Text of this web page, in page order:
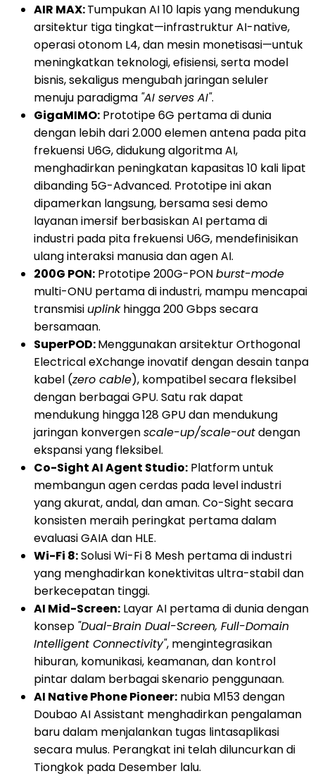
AIR MAX:Tumpukan AI 10 lapis yang mendukung
arsitektur tiga tingkat—infrastruktur AI-native,
operasi otonom L4, dan mesin monetisasi—untuk
meningkatkan teknologi, efisiensi, serta model
bisnis, sekaligus mengubah jaringan seluler
menuju paradigma "AI serves AI".
GigaMIMO: Prototipe 6G pertama di dunia
dengan lebih dari 2.000 elemen antena pada pita
frekuensi U6G, didukung algoritma AI,
menghadirkan peningkatan kapasitas 10 kali lipat
dibanding 5G-Advanced. Prototipe ini akan
dipamerkan langsung, bersama sesi demo
layanan imersif berbasiskan AI pertama di
industri pada pita frekuensi U6G, mendefinisikan
ulang interaksi manusia dan agen AI.
200G PON: Prototipe 200G-PONburst-mode
multi-ONU pertama di industri, mampu mencapai
transmisi uplinkhingga 200 Gbps secara
bersamaan.
SuperPOD:Menggunakan arsitektur Orthogonal
Electrical eXchange inovatif dengan desain tanpa
kabel (zero cable), kompatibel secara fleksibel
dengan berbagai GPU. Satu rak dapat
mendukung hingga 128 GPU dan mendukung
jaringan konvergenscale-up/scale-outdengan
ekspansi yang fleksibel.
Co-Sight AI Agent Studio: Platform untuk
membangun agen cerdas pada level industri
yang akurat, andal, dan aman. Co-Sight secara
konsisten meraih peringkat pertama dalam
evaluasi GAIA dan HLE.
Wi-Fi 8:Solusi Wi-Fi 8 Mesh pertama di industri
yang menghadirkan konektivitas ultra-stabil dan
berkecepatan tinggi.
AI Mid-Screen: Layar AI pertama di dunia dengan
konsep "Dual-Brain Dual-Screen, Full-Domain
Intelligent Connectivity", mengintegrasikan
hiburan, komunikasi, keamanan, dan kontrol
pintar dalam berbagai skenario penggunaan.
AI Native Phone Pioneer: nubia M153 dengan
Doubao AI Assistant menghadirkan pengalaman
baru dalam menjalankan tugas lintasaplikasi
secara mulus. Perangkat ini telah diluncurkan di
Tiongkok pada Desember lalu.